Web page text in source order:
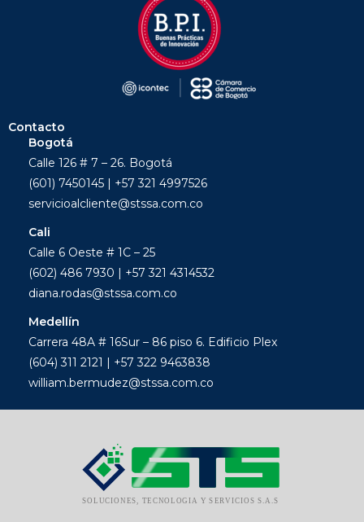
Contacto
Bogotá
Calle 126 # 7 – 26. Bogotá
(601) 7450145 | +57 321 4997526
servicioalcliente@stssa.com.co
Cali
Calle 6 Oeste # 1C – 25
(602) 486 7930 | +57 321 4314532
diana.rodas@stssa.com.co
Medellín
Carrera 48A # 16Sur – 86 piso 6. Edificio Plex
(604) 311 2121 | +57 322 9463838
william.bermudez@stssa.com.co